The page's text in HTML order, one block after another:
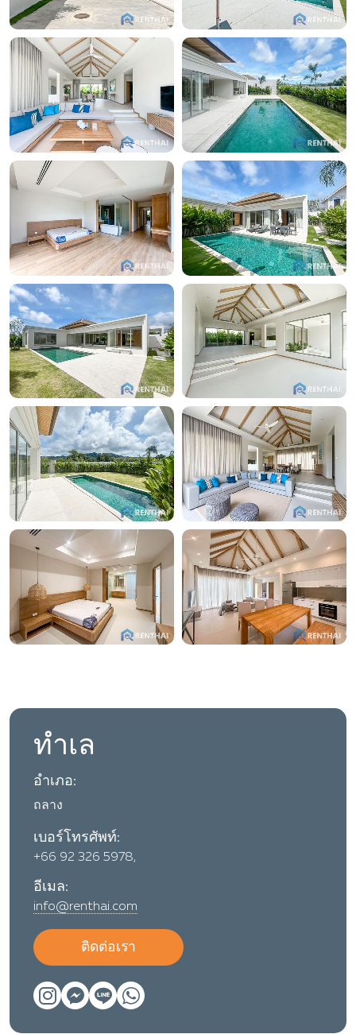
ทำเล
อำเภอ:
ถลาง
เบอร์โทรศัพท์:
+66 92 326 5978,
อีเมล:
info@renthai.com
ติดต่อเรา